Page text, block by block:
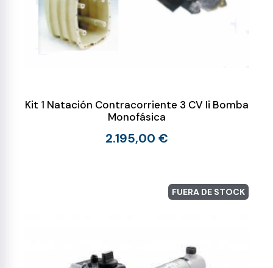
Kit 1 Natación Contracorriente 3 CV Ii Bomba
Monofásica
2.195,00 €
FUERA DE STOCK